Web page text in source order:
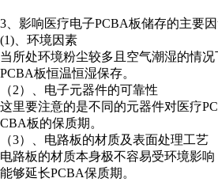
3、影响医疗电子PCBA板储存的主要
(1)、环境因素
当所处环境粉尘较多且空气潮湿的情
PCBA板恒温恒湿保存。
（2）、电子元器件的可靠性
这里要注意的是不同的元器件对医疗
CBA板的保质期。
（3）、电路板的材质及表面处理工艺
电路板的材质本身极不容易受环境影
能够延长PCBA保质期。